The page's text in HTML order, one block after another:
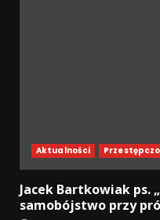
Aktualności
Jacek Bartkowiak ps.
samobójstwo przy